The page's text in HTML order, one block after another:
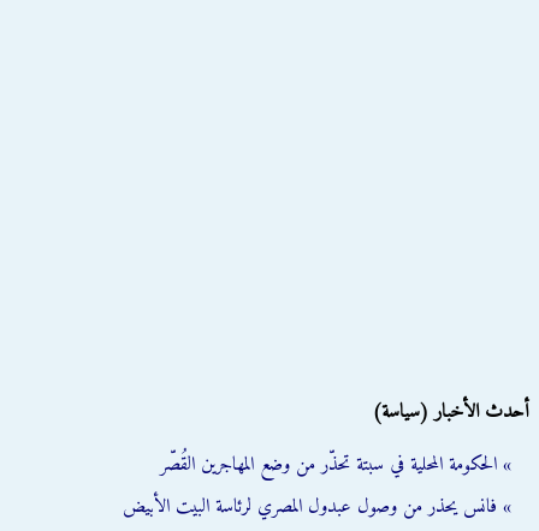
أحدث الأخبار (سياسة)
» الحكومة المحلية في سبتة تحذّر من وضع المهاجرين القُصّر
» فانس يحذر من وصول عبدول المصري لرئاسة البيت الأبيض